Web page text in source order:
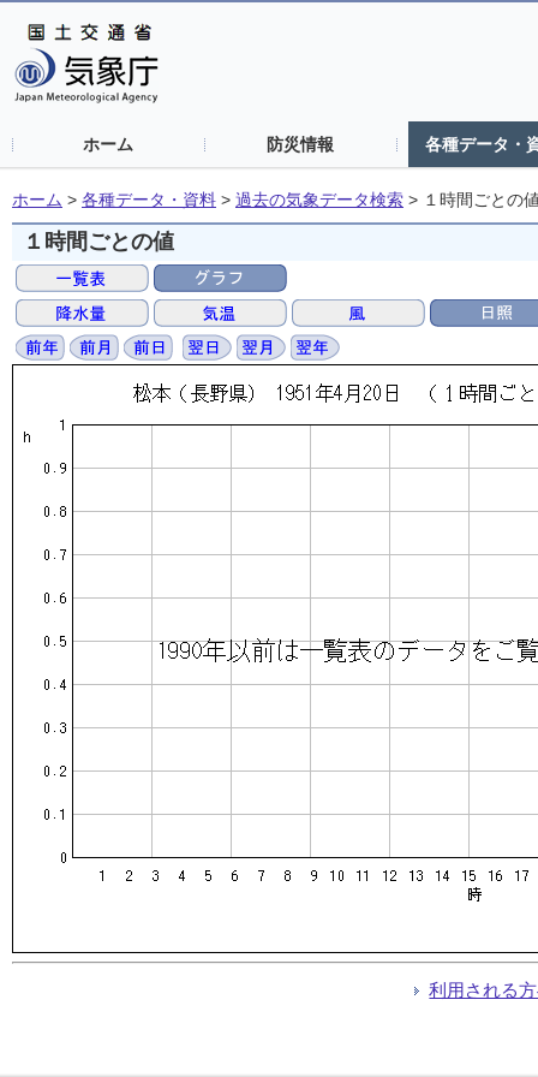
ホーム 防災情報 各種データ・
ホーム > 各種データ・資料 > 過去の気象データ検索 > １時間ごとの
１時間ごとの値
利用される